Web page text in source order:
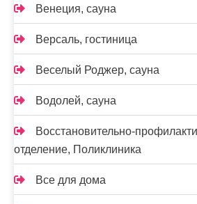
Венеция, сауна
Версаль, гостиница
Веселый Роджер, сауна
Водолей, сауна
Восстановительно-
отделение, Поликлиника
Все для дома